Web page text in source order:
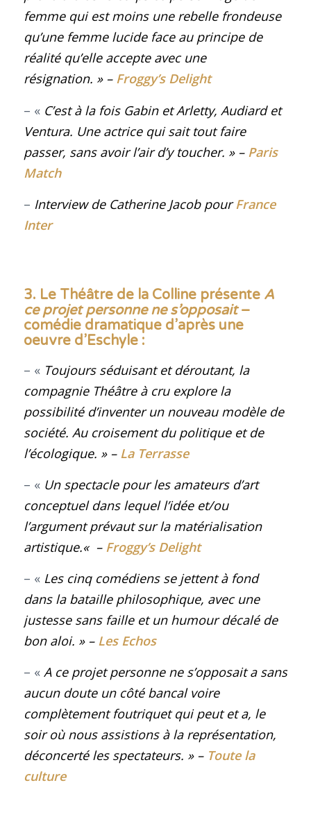
femme qui est moins une rebelle frondeuse
qu’une femme lucide face au principe de
réalité qu’elle accepte avec une
résignation. » – Froggy’s Delight
– « C’est à la fois Gabin et Arletty, Audiard et
Ventura. Une actrice qui sait tout faire
passer, sans avoir l’air d’y toucher. » – Paris
Match
– Interview de Catherine Jacob pourFrance
Inter
3. Le Théâtre de la Colline présente A
ce projet personne ne s’opposait–
comédie dramatique d’après une
oeuvre d’Eschyle :
– « Toujours séduisant et déroutant, la
compagnie Théâtre à cru explore la
possibilité d’inventer un nouveau modèle de
société. Au croisement du politique et de
l’écologique. » – La Terrasse
– « Un spectacle pour les amateurs d’art
conceptuel dans lequel l’idée et/ou
l’argument prévaut sur la matérialisation
artistique.« – Froggy’s Delight
– « Les cinq comédiens se jettent à fond
dans la bataille philosophique, avec une
justesse sans faille et un humour décalé de
bon aloi. » – Les Echos
– « A ce projet personne ne s’opposait a sans
aucun doute un côté bancal voire
complètement foutriquet qui peut et a, le
soir où nous assistions à la représentation,
déconcerté les spectateurs. » – Toute la
culture